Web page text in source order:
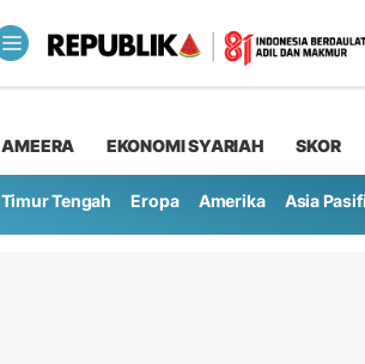
AMEERA EKONOMI SYARIAH SKOR
Timur Tengah Eropa Amerika Asia